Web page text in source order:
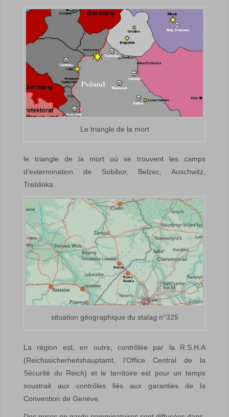
Le triangle de la mort
le triangle de la mort où se trouvent les camps
d’extermination de Sobibor, Belzec, Auschwitz,
Treblinka.
situation géographique du stalag n°325
La région est, en outre, contrôlée par la R.S.H.A
(Reichssicherheitshauptamt, l’Office Central de la
Sécurité du Reich) et le territoire est pour un temps
soustrait aux contrôles liés aux garanties de la
Convention de Genève.